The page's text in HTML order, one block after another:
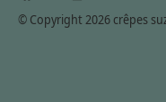
© Copyright 2026 crêpes